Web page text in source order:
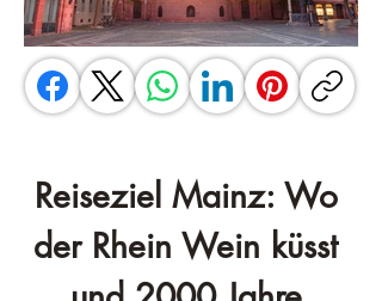
Reiseziel Mainz: Wo
der Rhein Wein küsst